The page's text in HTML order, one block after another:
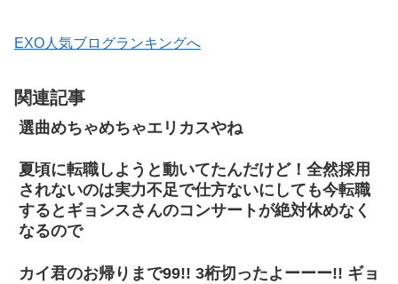
EXO人気ブログランキングへ
関連記事
選曲めちゃめちゃエリカスやね
夏頃に転職しようと動いてたんだけど！全然採用
されないのは実力不足で仕方ないにしても今転職
するとギョンスさんのコンサートが絶対休めなく
なるので
カイ君のお帰りまで99!! 3桁切ったよーーー!! ギョ